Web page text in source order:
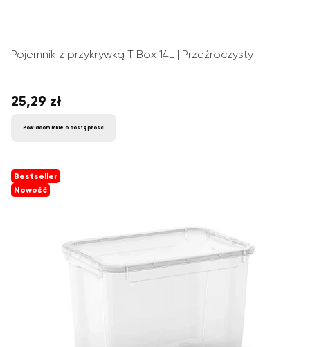
Pojemnik z przykrywką T Box 14L | Przeźroczysty
Cena
25,29 zł
Powiadom mnie o dostępności
Bestseller
Nowość